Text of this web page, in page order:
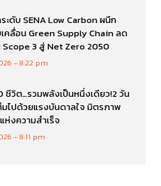
ะดับ SENA Low Carbon ผนึก
คลื่อน Green Supply Chain ลด
Scope 3 สู่ Net Zero 2050
8:22 pm
ชีวิต…รวมพลังเป็นหนึ่งเดียว!2 วัน
มไปด้วยแรงบันดาลใจ มิตรภาพ
ห่งความสำเร็จ
8:11 pm